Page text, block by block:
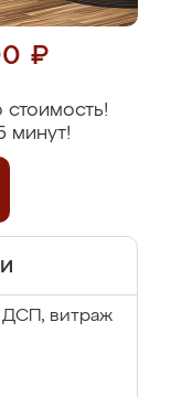
₽
минут!
ДСП, витраж